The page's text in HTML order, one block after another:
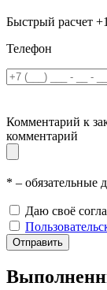
Быстрый расчет
Телефон
Комментарий к
комментарий
* – обязательные
Даю своё
Отправить